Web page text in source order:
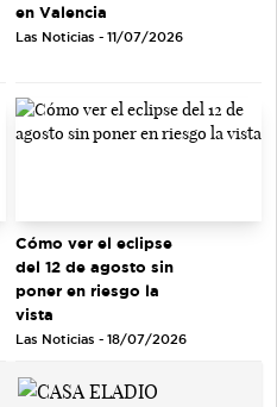
en Valencia
Las Noticias - 11/07/2026
Cómo ver el eclipse
del 12 de agosto sin
poner en riesgo la
vista
Las Noticias - 18/07/2026